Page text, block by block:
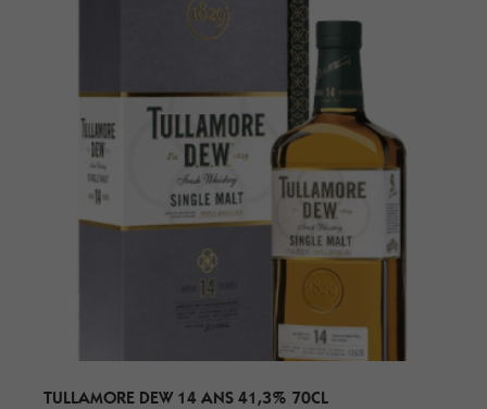
TULLAMORE DEW 14 ANS 41,3% 70CL